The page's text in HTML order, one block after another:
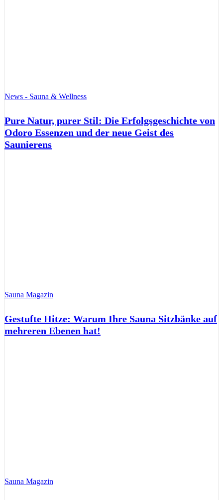
News - Sauna & Wellness
Pure Natur, purer Stil: Die Erfolgsgeschichte von
Odoro Essenzen und der neue Geist des
Saunierens
Sauna Magazin
Gestufte Hitze: Warum Ihre Sauna Sitzbänke auf
mehreren Ebenen hat!
Sauna Magazin